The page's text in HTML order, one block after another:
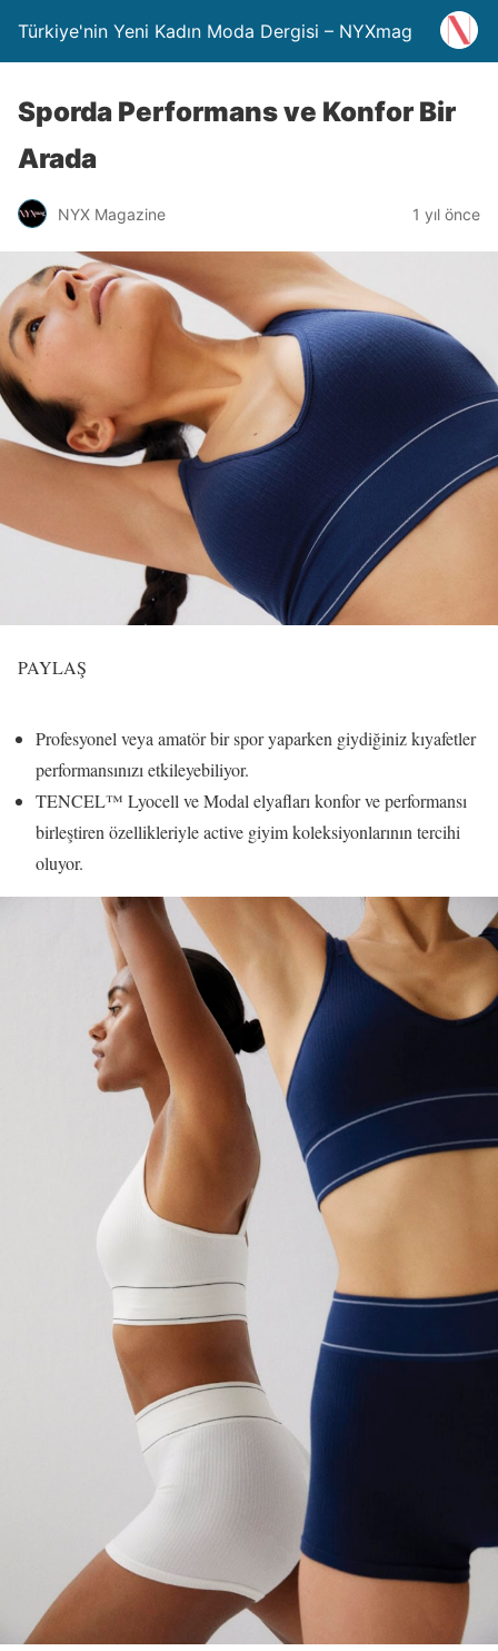
Türkiye'nin Yeni Kadın Moda Dergisi – NYXmag
Sporda Performans ve Konfor Bir
Arada
NYX Magazine 1 yıl önce
PAYLAŞ
Profesyonel veya amatör bir spor yaparken giydiğiniz kıyafetler
performansınızı etkileyebiliyor.
TENCEL™ Lyocell ve Modal elyafları konfor ve performansı
birleştiren özellikleriyle active giyim koleksiyonlarının tercihi
oluyor.